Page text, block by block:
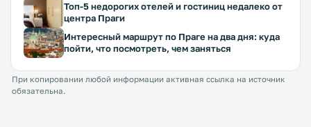
Топ-5 недорогих отелей и гостиниц недалеко от
центра Праги
Интересный маршрут по Праге на два дня: куда
пойти, что посмотреть, чем заняться
При копировании любой информации активная ссылка на источник
обязательна.